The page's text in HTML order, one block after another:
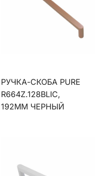
РУЧКА-СКОБА PURE
R664Z.128BLIC,
192ММ ЧЕРНЫЙ